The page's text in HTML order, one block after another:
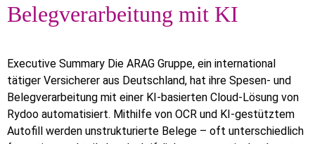
Belegverarbeitung mit KI
Executive Summary Die ARAG Gruppe, ein international
tätiger Versicherer aus Deutschland, hat ihre Spesen- und
Belegverarbeitung mit einer KI-basierten Cloud-Lösung von
Rydoo automatisiert. Mithilfe von OCR und KI-gestütztem
Autofill werden unstrukturierte Belege – oft unterschiedlich